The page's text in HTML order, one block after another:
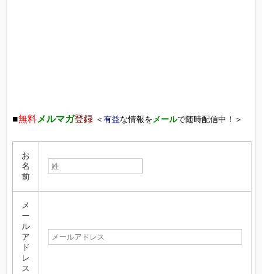
■無料メルマガ登録 ＜有益な情報をメールで随時配信中！＞
お
名
前
メ
ー
ル
ア
ド
レ
ス